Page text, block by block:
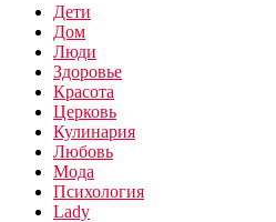
Дети
Дом
Люди
Здоровье
Красота
Церковь
Кулинария
Любовь
Мода
Психология
Lady